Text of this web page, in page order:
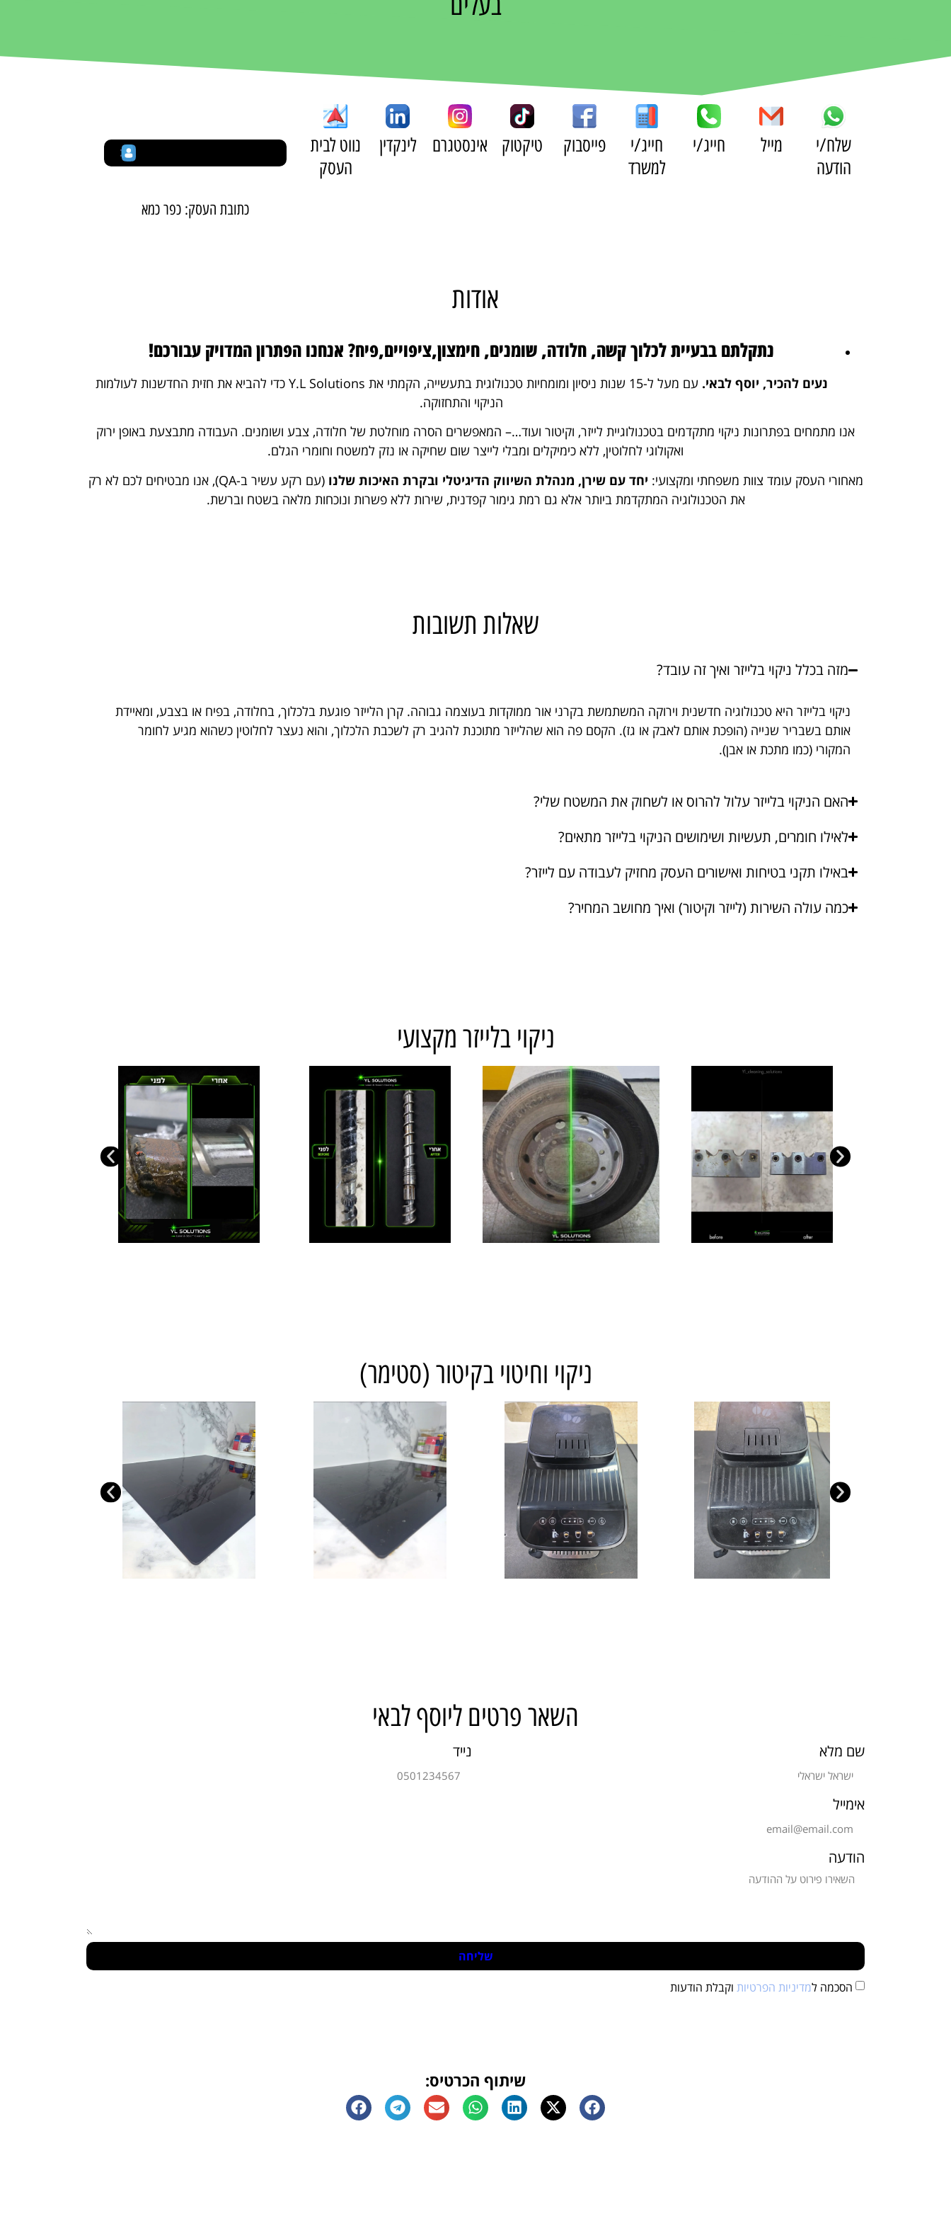
שלח/י
הודעה
מייל חייג/י
חייג/י
למשרד
פייסבוק טיקטוק אינסטגרם לינקדין
נווט לבית
העסק
כתובת העסק: כפר כמא
אודות
נתקלתם בבעיית לכלוך קשה, חלודה, שומנים, חימצון,ציפויים,פיח? אנחנו הפתרון המדויק עבורכם!
נעים להכיר, יוסף לבאי.
עם מעל ל-15 שנות ניסיון ומומחיות טכנולוגית בתעשייה, הקמתי את Y.L Solutions כדי להביא את חזית החדשנות לעולמות
הניקוי והתחזוקה.
​אנו מתמחים בפתרונות ניקוי מתקדמים בטכנולוגיית לייזר, וקיטור ועוד…– המאפשרים הסרה מוחלטת של חלודה, צבע ושומנים. העבודה מתבצעת באופן ירוק
ואקולוגי לחלוטין, ללא כימיקלים ומבלי לייצר שום שחיקה או נזק למשטח וחומרי הגלם.
​מאחורי העסק עומד צוות משפחתי ומקצועי: יחד עם שירן, מנהלת השיווק הדיגיטלי ובקרת האיכות שלנו
(עם רקע עשיר ב-QA), אנו מבטיחים לכם לא רק
את הטכנולוגיה המתקדמת ביותר אלא גם רמת גימור קפדנית, שירות ללא פשרות ונוכחות מלאה בשטח וברשת.
שאלות תשובות
מזה בכלל ניקוי בלייזר ואיך זה עובד?
ניקוי בלייזר היא טכנולוגיה חדשנית וירוקה המשתמשת בקרני אור ממוקדות בעוצמה גבוהה. קרן הלייזר פוגעת בלכלוך, בחלודה, בפיח או בצבע, ומאיידת
אותם בשבריר שנייה (הופכת אותם לאבק או גז). הקסם פה הוא שהלייזר מתוכנת להגיב רק לשכבת הלכלוך, והוא נעצר לחלוטין כשהוא מגיע לחומר
המקורי (כמו מתכת או אבן).
האם הניקוי בלייזר עלול להרוס או לשחוק את המשטח שלי?
לאילו חומרים, תעשיות ושימושים הניקוי בלייזר מתאים?
באילו תקני בטיחות ואישורים העסק מחזיק לעבודה עם לייזר?
כמה עולה השירות (לייזר וקיטור) ואיך מחושב המחיר?
​ניקוי בלייזר מקצועי
ניקוי וחיטוי בקיטור (סטימר)
השאר פרטים ליוסף לבאי
שם מלא נייד
אימייל
הודעה
הסכמה למדיניות הפרטיות וקבלת הודעות
שליחה
שיתוף הכרטיס: